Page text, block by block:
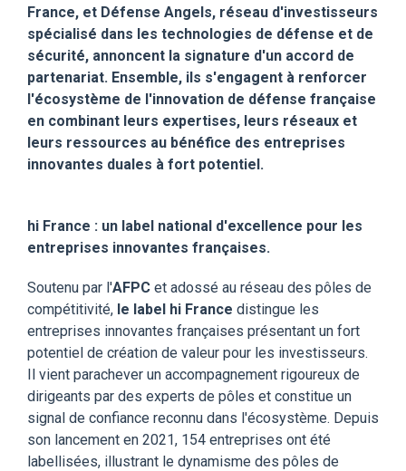
France, et Défense Angels, réseau d'investisseurs
spécialisé dans les technologies de défense et de
sécurité, annoncent la signature d'un accord de
partenariat. Ensemble, ils s'engagent à renforcer
l'écosystème de l'innovation de défense française
en combinant leurs expertises, leurs réseaux et
leurs ressources au bénéfice des entreprises
innovantes duales à fort potentiel.
hi France : un label national d'excellence pour les
entreprises innovantes françaises.
Soutenu par l'AFPC et adossé au réseau des pôles de
compétitivité, le label hi France distingue les
entreprises innovantes françaises présentant un fort
potentiel de création de valeur pour les investisseurs.
Il vient parachever un accompagnement rigoureux de
dirigeants par des experts de pôles et constitue un
signal de confiance reconnu dans l'écosystème. Depuis
son lancement en 2021, 154 entreprises ont été
labellisées, illustrant le dynamisme des pôles de